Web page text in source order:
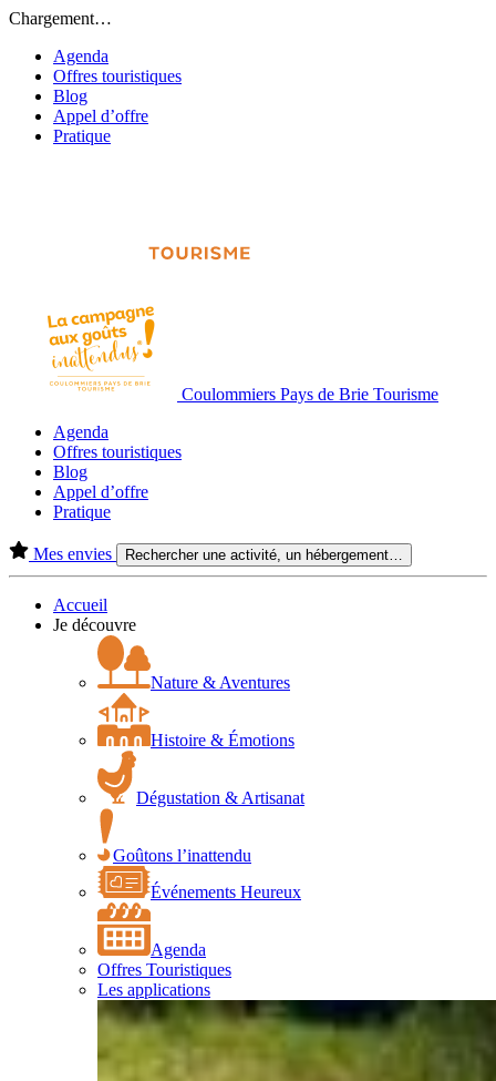
Chargement…
Agenda
Offres touristiques
Blog
Appel d’offre
Pratique
Coulommiers Pays de Brie Tourisme
Agenda
Offres touristiques
Blog
Appel d’offre
Pratique
Mes envies Rechercher une activité, un hébergement…
Accueil
Je découvre
Nature & Aventures
Histoire & Émotions
Dégustation & Artisanat
Goûtons l’inattendu
Événements Heureux
Agenda
Offres Touristiques
Les applications